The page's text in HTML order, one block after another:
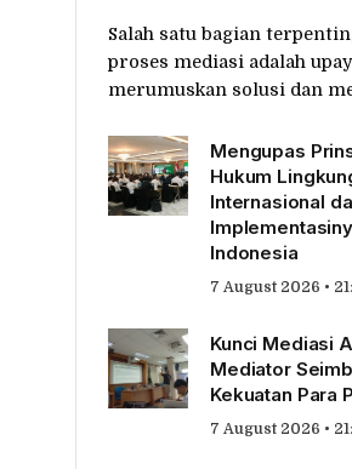
Salah satu bagian
proses mediasi adalah
merumuskan solusi dan
Mengupas
Hukum
Internasional
Indonesia
7 August 2026 •
Kunci Mediasi
Mediator
Kekuatan Para
7 August 2026 •